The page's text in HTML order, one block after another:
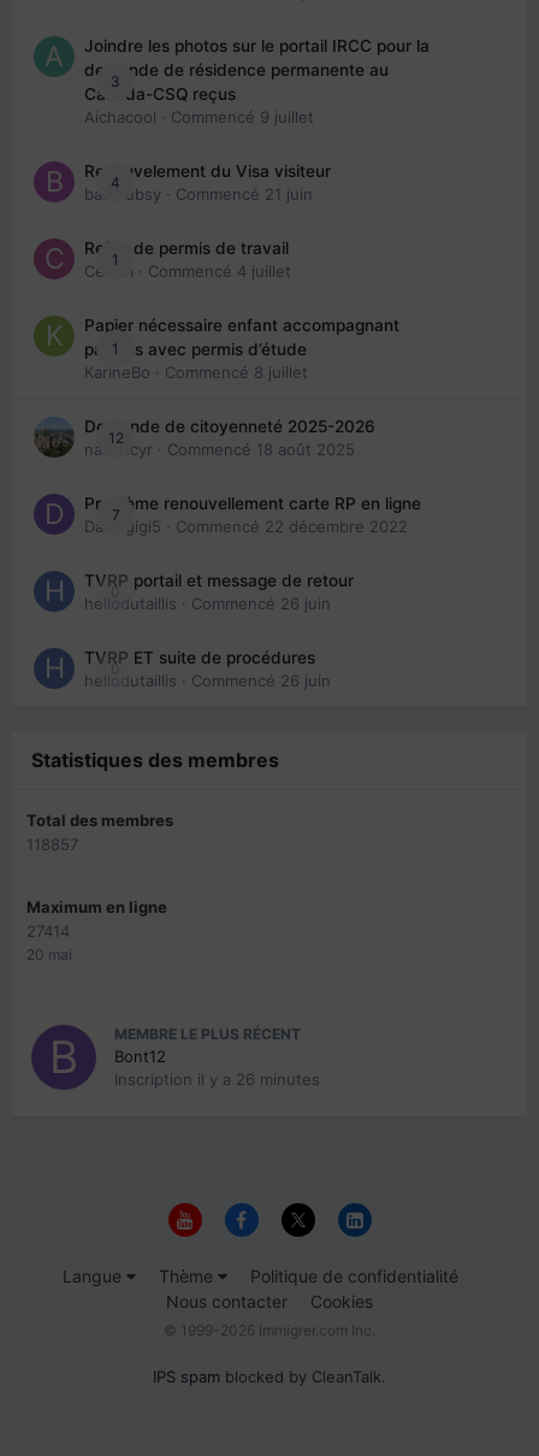
3
Joindre les photos sur le portail IRCC pour la
demande de résidence permanente au
Canada-CSQ reçus
Aichacool · Commencé 9 juillet
4
Renouvelement du Visa visiteur
babibubsy · Commencé 21 juin
1
Refus de permis de travail
Cedbri · Commencé 4 juillet
1
Papier nécessaire enfant accompagnant
parents avec permis d’étude
KarineBo · Commencé 8 juillet
12
Demande de citoyenneté 2025-2026
nanancyr · Commencé 18 août 2025
7
Problème renouvellement carte RP en ligne
Davidgigi5 · Commencé 22 décembre 2022
0
TVRP portail et message de retour
hellodutaillis · Commencé 26 juin
0
TVRP ET suite de procédures
hellodutaillis · Commencé 26 juin
Statistiques des membres
Total des membres
118857
Maximum en ligne
27414
20 mai
MEMBRE LE PLUS RÉCENT
Bont12
Inscription il y a 26 minutes
Langue Thème
Politique de confidentialité
Nous contacter
Cookies
© 1999-2026 Immigrer.com Inc.
IPS spam blocked by CleanTalk.